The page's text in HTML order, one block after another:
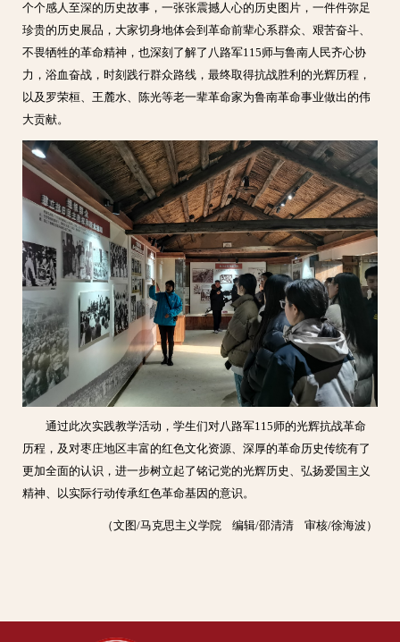
个个感人至深的历史故事，一张张震撼人心的历史图片，一件件弥足
珍贵的历史展品，大家切身地体会到革命前辈心系群众、艰苦奋斗、
不畏牺牲的革命精神，也深刻了解了八路军115师与鲁南人民齐心协
力，浴血奋战，时刻践行群众路线，最终取得抗战胜利的光辉历程，
以及罗荣桓、王麓水、陈光等老一辈革命家为鲁南革命事业做出的伟
大贡献。
通过此次实践教学活动，学生们对八路军115师的光辉抗战革命
历程，及对枣庄地区丰富的红色文化资源、深厚的革命历史传统有了
更加全面的认识，进一步树立起了铭记党的光辉历史、弘扬爱国主义
精神、以实际行动传承红色革命基因的意识。
（文图/马克思主义学院 编辑/邵清清 审核/徐海波）